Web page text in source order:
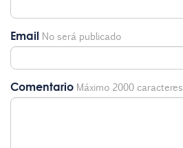
Email No será publicado
Comentario Máximo 2000 caracteres